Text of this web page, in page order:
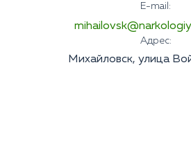
E-mail:
Адрес:
Михайловск, улица